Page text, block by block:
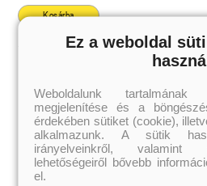
Kosárba
Külföldiek
Brigid Kemmerer
Cassandra Clare
Colleen Hoover
Elle Kennedy
Erin Watt
Holly Webb
Ez a weboldal
Weboldalunk
megjelenítése és a
érdekében sütiket (cookie),
alkalmazunk. A sütik
irányelveinkről, valamint
lehetőségeiről bővebb
el.